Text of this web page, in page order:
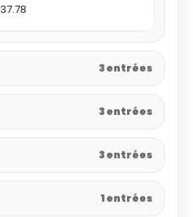
37.78
3 entrées
3 entrées
3 entrées
1 entrées